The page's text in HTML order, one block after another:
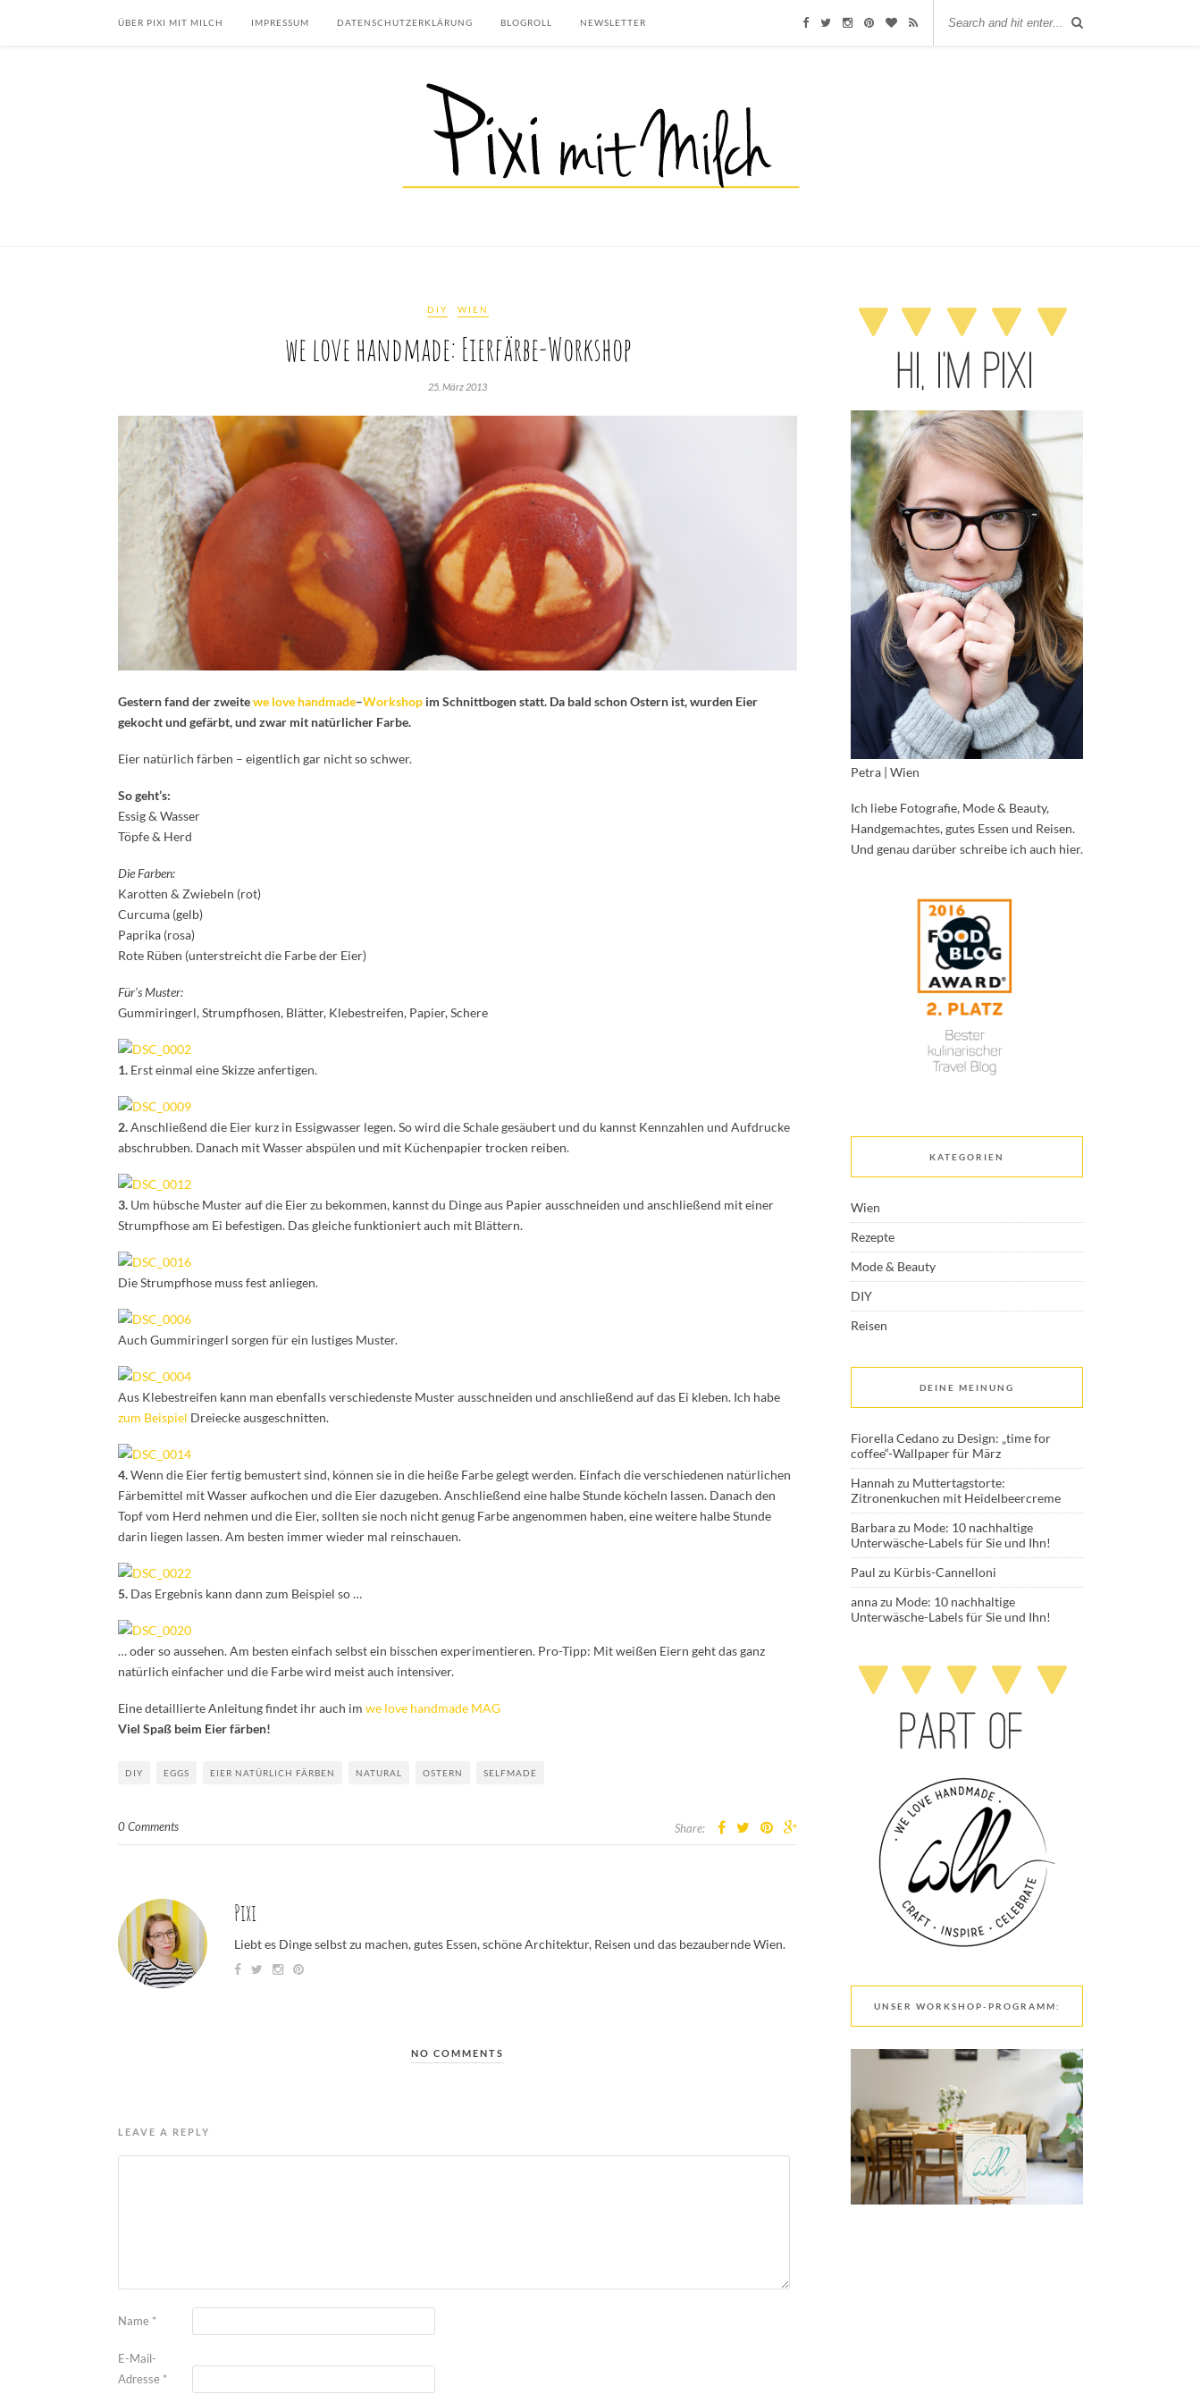
ÜBER PIXI MIT MILCH IMPRESSUM DATENSCHUTZERKLÄRUNG BLOGROLL NEWSLETTER
DIY WIEN
we love handmade: Eierfärbe-Workshop
25. März 2013
Gestern fand der zweitewe love handmade–Workshop im Schnittbogen statt. Da bald schon Ostern ist, wurden Eier
gekocht und gefärbt, und zwar mit natürlicher Farbe.
Eier natürlich färben – eigentlich gar nicht so schwer.
So geht’s:
Essig & Wasser
Töpfe & Herd
Die Farben:
Karotten & Zwiebeln (rot)
Curcuma (gelb)
Paprika (rosa)
Rote Rüben (unterstreicht die Farbe der Eier)
Für’s Muster:
Gummiringerl, Strumpfhosen, Blätter, Klebestreifen, Papier, Schere
1. Erst einmal eine Skizze anfertigen.
2.Anschließend die Eier kurz in Essigwasser legen. So wird die Schale gesäubert und du kannst Kennzahlen und Aufdrucke
abschrubben. Danach mit Wasser abspülen und mit Küchenpapier trocken reiben.
3. Um hübsche Muster auf die Eier zu bekommen, kannst du Dinge aus Papier ausschneiden und anschließend mit einer
Strumpfhose am Ei befestigen. Das gleiche funktioniert auch mit Blättern.
Die Strumpfhose muss fest anliegen.
Auch Gummiringerl sorgen für ein lustiges Muster.
Aus Klebestreifen kann man ebenfalls verschiedenste Muster ausschneiden und anschließend auf das Ei kleben. Ich habe
zum Beispiel Dreiecke ausgeschnitten.
4.Wenn die Eier fertig bemustert sind, können sie in die heiße Farbe gelegt werden. Einfach die verschiedenen natürlichen
Färbemittel mit Wasser aufkochen und die Eier dazugeben. Anschließend eine halbe Stunde köcheln lassen. Danach den
Topf vom Herd nehmen und die Eier, sollten sie noch nicht genug Farbe angenommen haben, eine weitere halbe Stunde
darin liegen lassen. Am besten immer wieder mal reinschauen.
5. Das Ergebnis kann dann zum Beispiel so …
… oder so aussehen. Am besten einfach selbst ein bisschen experimentieren. Pro-Tipp: Mit weißen Eiern geht das ganz
natürlich einfacher und die Farbe wird meist auch intensiver.
Eine detaillierte Anleitung findet ihr auch im we love handmade MAG
Viel Spaß beim Eier färben!
DIY EGGS EIER NATÜRLICH FÄRBEN NATURAL OSTERN SELFMADE
0 Comments Share:
Pixi
Liebt es Dinge selbst zu machen, gutes Essen, schöne Architektur, Reisen und das bezaubernde Wien.
NO COMMENTS
LEAVE A REPLY
Name *
E-Mail-
Adresse *
Petra | Wien
Ich liebe Fotografie, Mode & Beauty,
Handgemachtes, gutes Essen und Reisen.
Und genau darüber schreibe ich auch hier.
KATEGORIEN
Wien
Rezepte
Mode & Beauty
DIY
Reisen
DEINE MEINUNG
Fiorella Cedanozu Design: „time for
coffee“-Wallpaper für März
Hannah zu Muttertagstorte:
Zitronenkuchen mit Heidelbeercreme
Barbarazu Mode: 10 nachhaltige
Unterwäsche-Labels für Sie und Ihn!
Paul zu Kürbis-Cannelloni
annazu Mode: 10 nachhaltige
Unterwäsche-Labels für Sie und Ihn!
UNSER WORKSHOP-PROGRAMM: